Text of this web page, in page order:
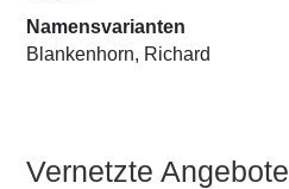
Namensvarianten
Blankenhorn, Richard
Vernetzte Angebote